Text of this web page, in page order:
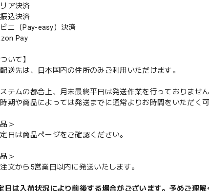
ア決済
込決済
ニ（Pay-easy）決済
Pay
いて】
配送先は、日本国内の住所のみご利用いただけます。
テムの都合上、月末最終平日は発送作業を行っておりません
期や商品によっては発送までに通常よりお時間をいただく可
＞
日は商品ページをご確認ください。
＞
文から5営業日以内に発送いたします。
日は入荷状況により前後する場合がございます。予めご理解